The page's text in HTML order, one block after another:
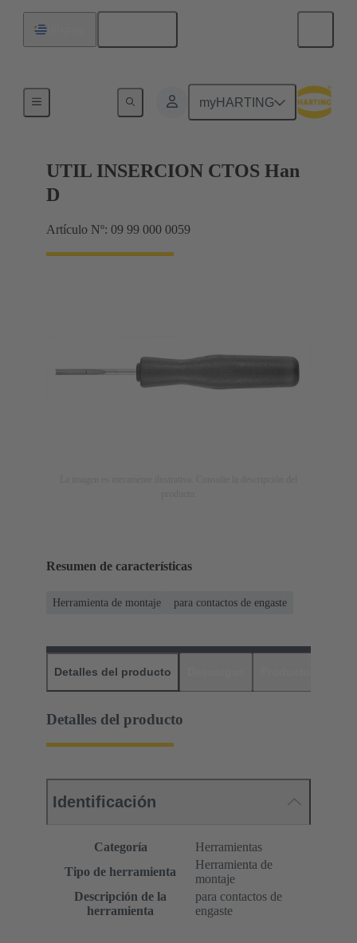
myHARTING
Herramientas de extracción
UTIL INSERCION CTOS Han
D
Artículo Nº: 09 99 000 0059
Resumen de características
Herramienta de montaje para contactos de engaste
Detalles del producto
Detalles del producto
Identificación
Categoría
Herramientas
Tipo de herramienta
Herramienta de
montaje
Descripción de la
herramienta
para contactos de
engaste